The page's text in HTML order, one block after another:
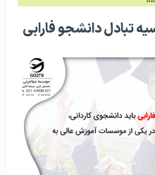
تبادل دانشجو فارابی